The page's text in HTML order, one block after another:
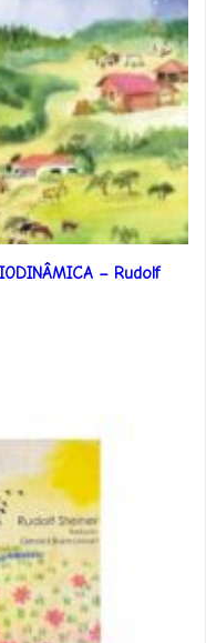
– Rudolf